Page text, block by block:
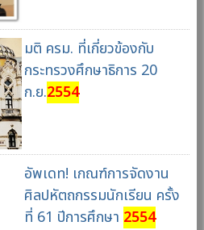
มติ ครม. ที่เกี่ยวข้องกับ
กระทรวงศึกษาธิการ 20
ก.ย.2554
อัพเดท! เกณฑ์การจัดงาน
ศิลปหัตถกรรมนักเรียน ครั้ง
ที่ 61 ปีการศึกษา 2554